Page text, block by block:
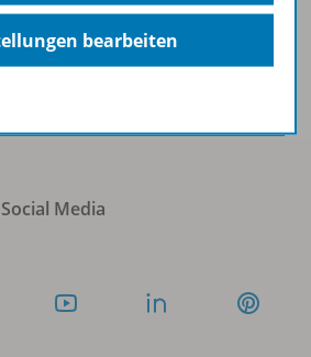
anmelden
Media
bearbeiten